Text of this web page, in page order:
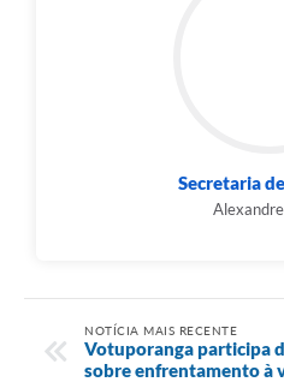
Secretaria
NOTÍCIA MAIS RECENTE
Votuporanga participa
sobre enfrentamento à